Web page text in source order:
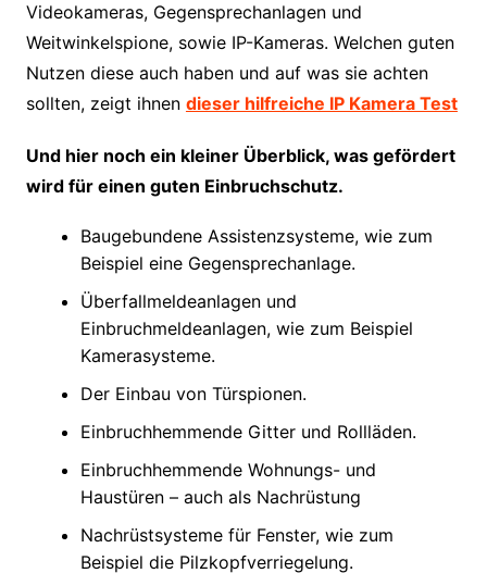
Videokameras, Gegensprechanlagen und
Weitwinkelspione, sowie IP-Kameras. Welchen guten
Nutzen diese auch haben und auf was sie achten
sollten, zeigt ihnen dieser hilfreiche IP Kamera Test
Und hier noch ein kleiner Überblick, was gefördert
wird für einen guten Einbruchschutz.
Baugebundene Assistenzsysteme, wie zum
Beispiel eine Gegensprechanlage.
Überfallmeldeanlagen und
Einbruchmeldeanlagen, wie zum Beispiel
Kamerasysteme.
Der Einbau von Türspionen.
Einbruchhemmende Gitter und Rollläden.
Einbruchhemmende Wohnungs- und
Haustüren – auch als Nachrüstung
Nachrüstsysteme für Fenster, wie zum
Beispiel die Pilzkopfverriegelung.